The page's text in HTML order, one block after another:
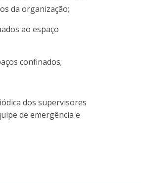
da organização;
ao espaço
confinados;
dos supervisores
de emergência e